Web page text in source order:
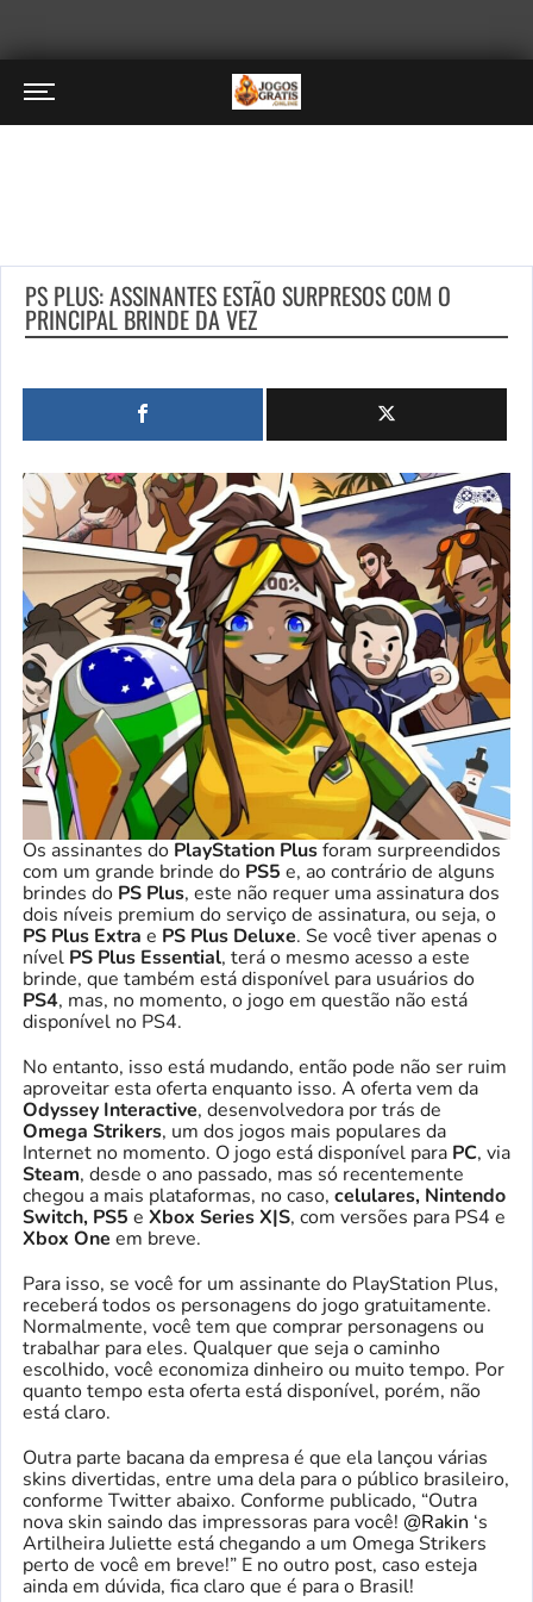
PS PLUS: ASSINANTES ESTÃO SURPRESOS COM O
PRINCIPAL BRINDE DA VEZ
Os assinantes do PlayStation Plusforam surpreendidos
com um grande brinde do PS5 e, ao contrário de alguns
brindes do PS Plus, este não requer uma assinatura dos
dois níveis premium do serviço de assinatura, ou seja, o
PS Plus Extra e PS Plus Deluxe. Se você tiver apenas o
nível PS Plus Essential, terá o mesmo acesso a este
brinde, que também está disponível para usuários do
PS4, mas, no momento, o jogo em questão não está
disponível no PS4.
No entanto, isso está mudando, então pode não ser ruim
aproveitar esta oferta enquanto isso. A oferta vem da
Odyssey Interactive, desenvolvedora por trás de
Omega Strikers, um dos jogos mais populares da
Internet no momento. O jogo está disponível para PC, via
Steam, desde o ano passado, mas só recentemente
chegou a mais plataformas, no caso, celulares, Nintendo
Switch, PS5 e Xbox Series X|S, com versões para PS4 e
Xbox One em breve.
Para isso, se você for um assinante do PlayStation Plus,
receberá todos os personagens do jogo gratuitamente.
Normalmente, você tem que comprar personagens ou
trabalhar para eles. Qualquer que seja o caminho
escolhido, você economiza dinheiro ou muito tempo. Por
quanto tempo esta oferta está disponível, porém, não
está claro.
Outra parte bacana da empresa é que ela lançou várias
skins divertidas, entre uma dela para o público brasileiro,
conforme Twitter abaixo. Conforme publicado, “Outra
nova skin saindo das impressoras para você! @Rakin ‘s
Artilheira Juliette está chegando a um Omega Strikers
perto de você em breve!” E no outro post, caso esteja
ainda em dúvida, fica claro que é para o Brasil!